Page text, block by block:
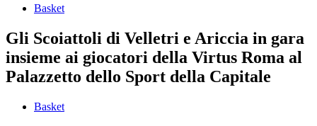
Basket
Gli Scoiattoli di Velletri e Ariccia in gara
insieme ai giocatori della Virtus Roma al
Palazzetto dello Sport della Capitale
Basket